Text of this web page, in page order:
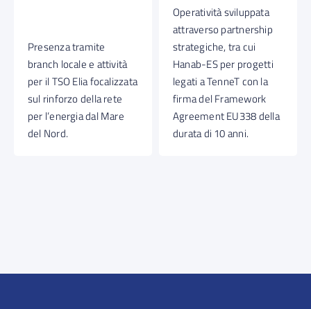
Presenza tramite
branch locale e attività
per il TSO Elia focalizzata
sul rinforzo della rete
per l’energia dal Mare
del Nord.
Operatività sviluppata
attraverso partnership
strategiche, tra cui
Hanab-ES per progetti
legati a TenneT con la
firma del Framework
Agreement EU338 della
durata di 10 anni.